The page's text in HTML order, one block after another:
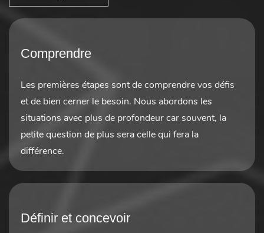
Comprendre
Les premières étapes sont de comprendre vos défis
et de bien cerner le besoin. Nous abordons les
situations avec plus de profondeur car souvent, la
petite question de plus sera celle qui fera la
différence.
Définir et concevoir